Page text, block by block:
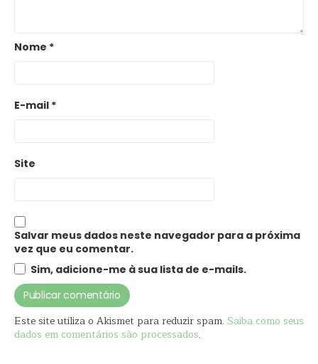
Nome *
E-mail *
Site
Salvar meus dados neste navegador para a próxima
vez que eu comentar.
Sim, adicione-me à sua lista de e-mails.
Este site utiliza o Akismet para reduzir spam. Saiba como seus
dados em comentários são processados.